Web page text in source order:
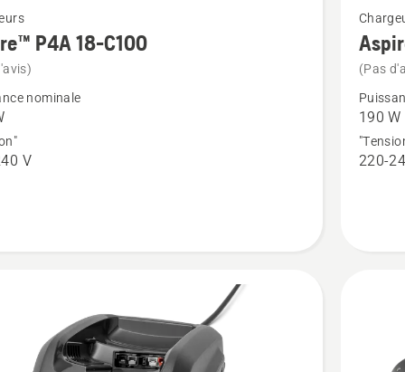
P4A 18-C100
nominale
V
plus
détails
sur
Aspire™
P4A
(Pas
190 W
220-